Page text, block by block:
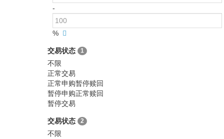
-
%
交易状态 1
不限
正常交易
正常申购暂停赎回
暂停申购正常赎回
暂停交易
交易状态 2
不限